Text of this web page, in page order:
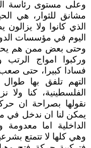
وعلى مستوى رئاسة
مشانق للثوار، هي
الذي كانوا ولا
اليوم في مؤسسات
وحتى بعض ممن هم
وركبوا امواج الرتب
فسادا كبيرا، حتى
التهم تلفق بها
الفلسطينية، كنا
نقولها بصراحة ان
يمكن لنا ان ندخل في
الداخلية اما
وهي كلها لا تتمتع